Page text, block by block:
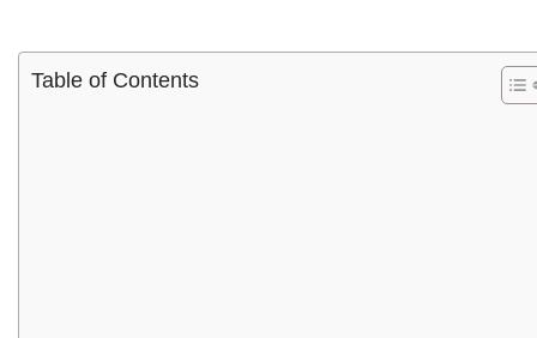
Table of Contents